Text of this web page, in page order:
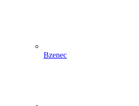
Bzenec